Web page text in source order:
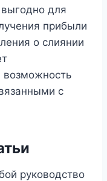
для
прибыли
о слиянии
с
руководство